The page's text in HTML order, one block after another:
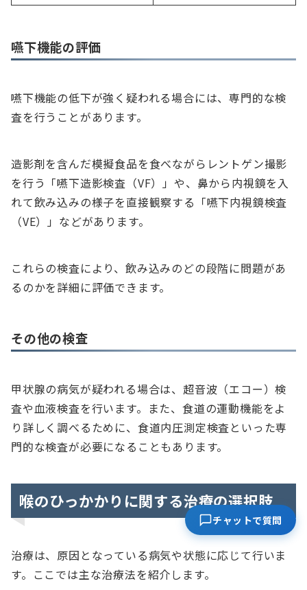
嚥下機能の評価
嚥下機能の低下が強く疑われる場合には、専門的な検
査を行うことがあります。
造影剤を含んだ模擬食品を食べながらレントゲン撮影
を行う「嚥下造影検査（VF）」や、鼻から内視鏡を入
れて飲み込みの様子を直接観察する「嚥下内視鏡検査
（VE）」などがあります。
これらの検査により、飲み込みのどの段階に問題があ
るのかを詳細に評価できます。
その他の検査
甲状腺の病気が疑われる場合は、超音波（エコー）検
査や血液検査を行います。また、食道の運動機能をよ
り詳しく調べるために、食道内圧測定検査といった専
門的な検査が必要になることもあります。
喉のひっかかりに関する治療の選択肢
治療は、原因となっている病気や状態に応じて行いま
す。ここでは主な治療法を紹介します。
チャットで質問